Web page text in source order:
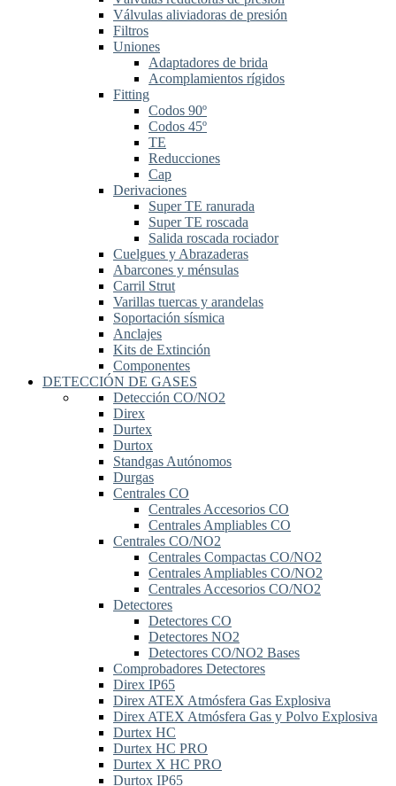
Válvulas aliviadoras de presión
Filtros
Uniones
Adaptadores de brida
Acomplamientos rígidos
Fitting
Codos 90º
Codos 45º
TE
Reducciones
Cap
Derivaciones
Super TE ranurada
Super TE roscada
Salida roscada rociador
Cuelgues y Abrazaderas
Abarcones y ménsulas
Carril Strut
Varillas tuercas y arandelas
Soportación sísmica
Anclajes
Kits de Extinción
Componentes
DETECCIÓN DE GASES
Detección CO/NO2
Direx
Durtex
Durtox
Standgas Autónomos
Durgas
Centrales CO
Centrales Accesorios CO
Centrales Ampliables CO
Centrales CO/NO2
Centrales Compactas CO/NO2
Centrales Ampliables CO/NO2
Centrales Accesorios CO/NO2
Detectores
Detectores CO
Detectores NO2
Detectores CO/NO2 Bases
Comprobadores Detectores
Direx IP65
Direx ATEX Atmósfera Gas Explosiva
Direx ATEX Atmósfera Gas y Polvo Explosiva
Durtex HC
Durtex HC PRO
Durtex X HC PRO
Durtox IP65